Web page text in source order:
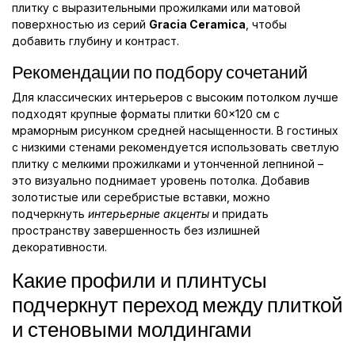
плитку с выразительными прожилками или матовой
поверхностью из серий Gracia Ceramica , чтобы
добавить глубину и контраст.
Рекомендации по подбору сочетаний
Для классических интерьеров с высоким потолком лучше
подходят крупные форматы плитки 60×120 см с
мраморным рисунком средней насыщенности. В гостиных
с низкими стенами рекомендуется использовать светлую
плитку с мелкими прожилками и утонченной лепниной –
это визуально поднимает уровень потолка. Добавив
золотистые или серебристые вставки, можно
подчеркнуть интерьерные акценты и придать
пространству завершенность без излишней
декоративности.
Какие профили и плинтусы
подчеркнут переход между плиткой
и стеновыми молдингами